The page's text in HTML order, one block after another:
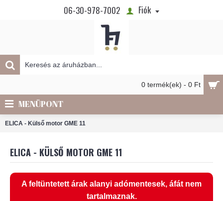
06-30-978-7002 Fiók
0 termék(ek) - 0 Ft
MENÜPONT
ELICA - Külső motor GME 11
ELICA - KÜLSŐ MOTOR GME 11
A feltüntetett árak alanyi adómentesek, áfát nem
tartalmaznak.